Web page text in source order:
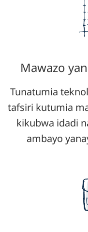
Mawazo
Tunatumia
tafsiri kutumia
kikubwa idadi
ambayo